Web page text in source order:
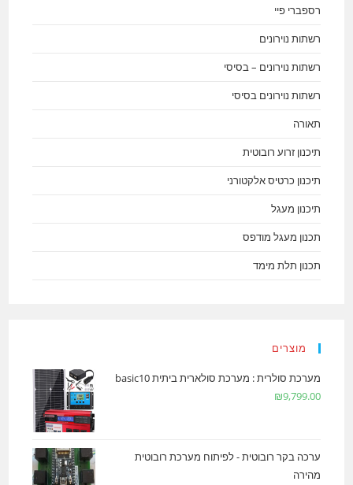
רספברי פיי
רשתות נוירונים
רשתות נוירונים – בסיסי
רשתות נוירונים בסיסי
תאורה
תיכנון זרוע רובוטית
תיכנון כרטיס אלקטורני
תיכנון מעגל
תכנון מעגל מודפס
תכנון תלת מימד
מוצרים
מערכת סולרית : מערכת סולארית ביתית basic10
₪9,799.00
ערכה בקר רובוטית - לפיתוח מערכת רובוטית
מהירה